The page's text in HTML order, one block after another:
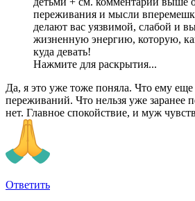
переживания и мысли
делают вас уязвимой, слабой и
жизненную энергию, которую,
куда девать!
Нажмите для раскрытия...
Да, я это уже тоже поняла. Что ему еще
переживаний. Что нельзя уже заранее
нет. Главное спокойствие, и муж
Ответить